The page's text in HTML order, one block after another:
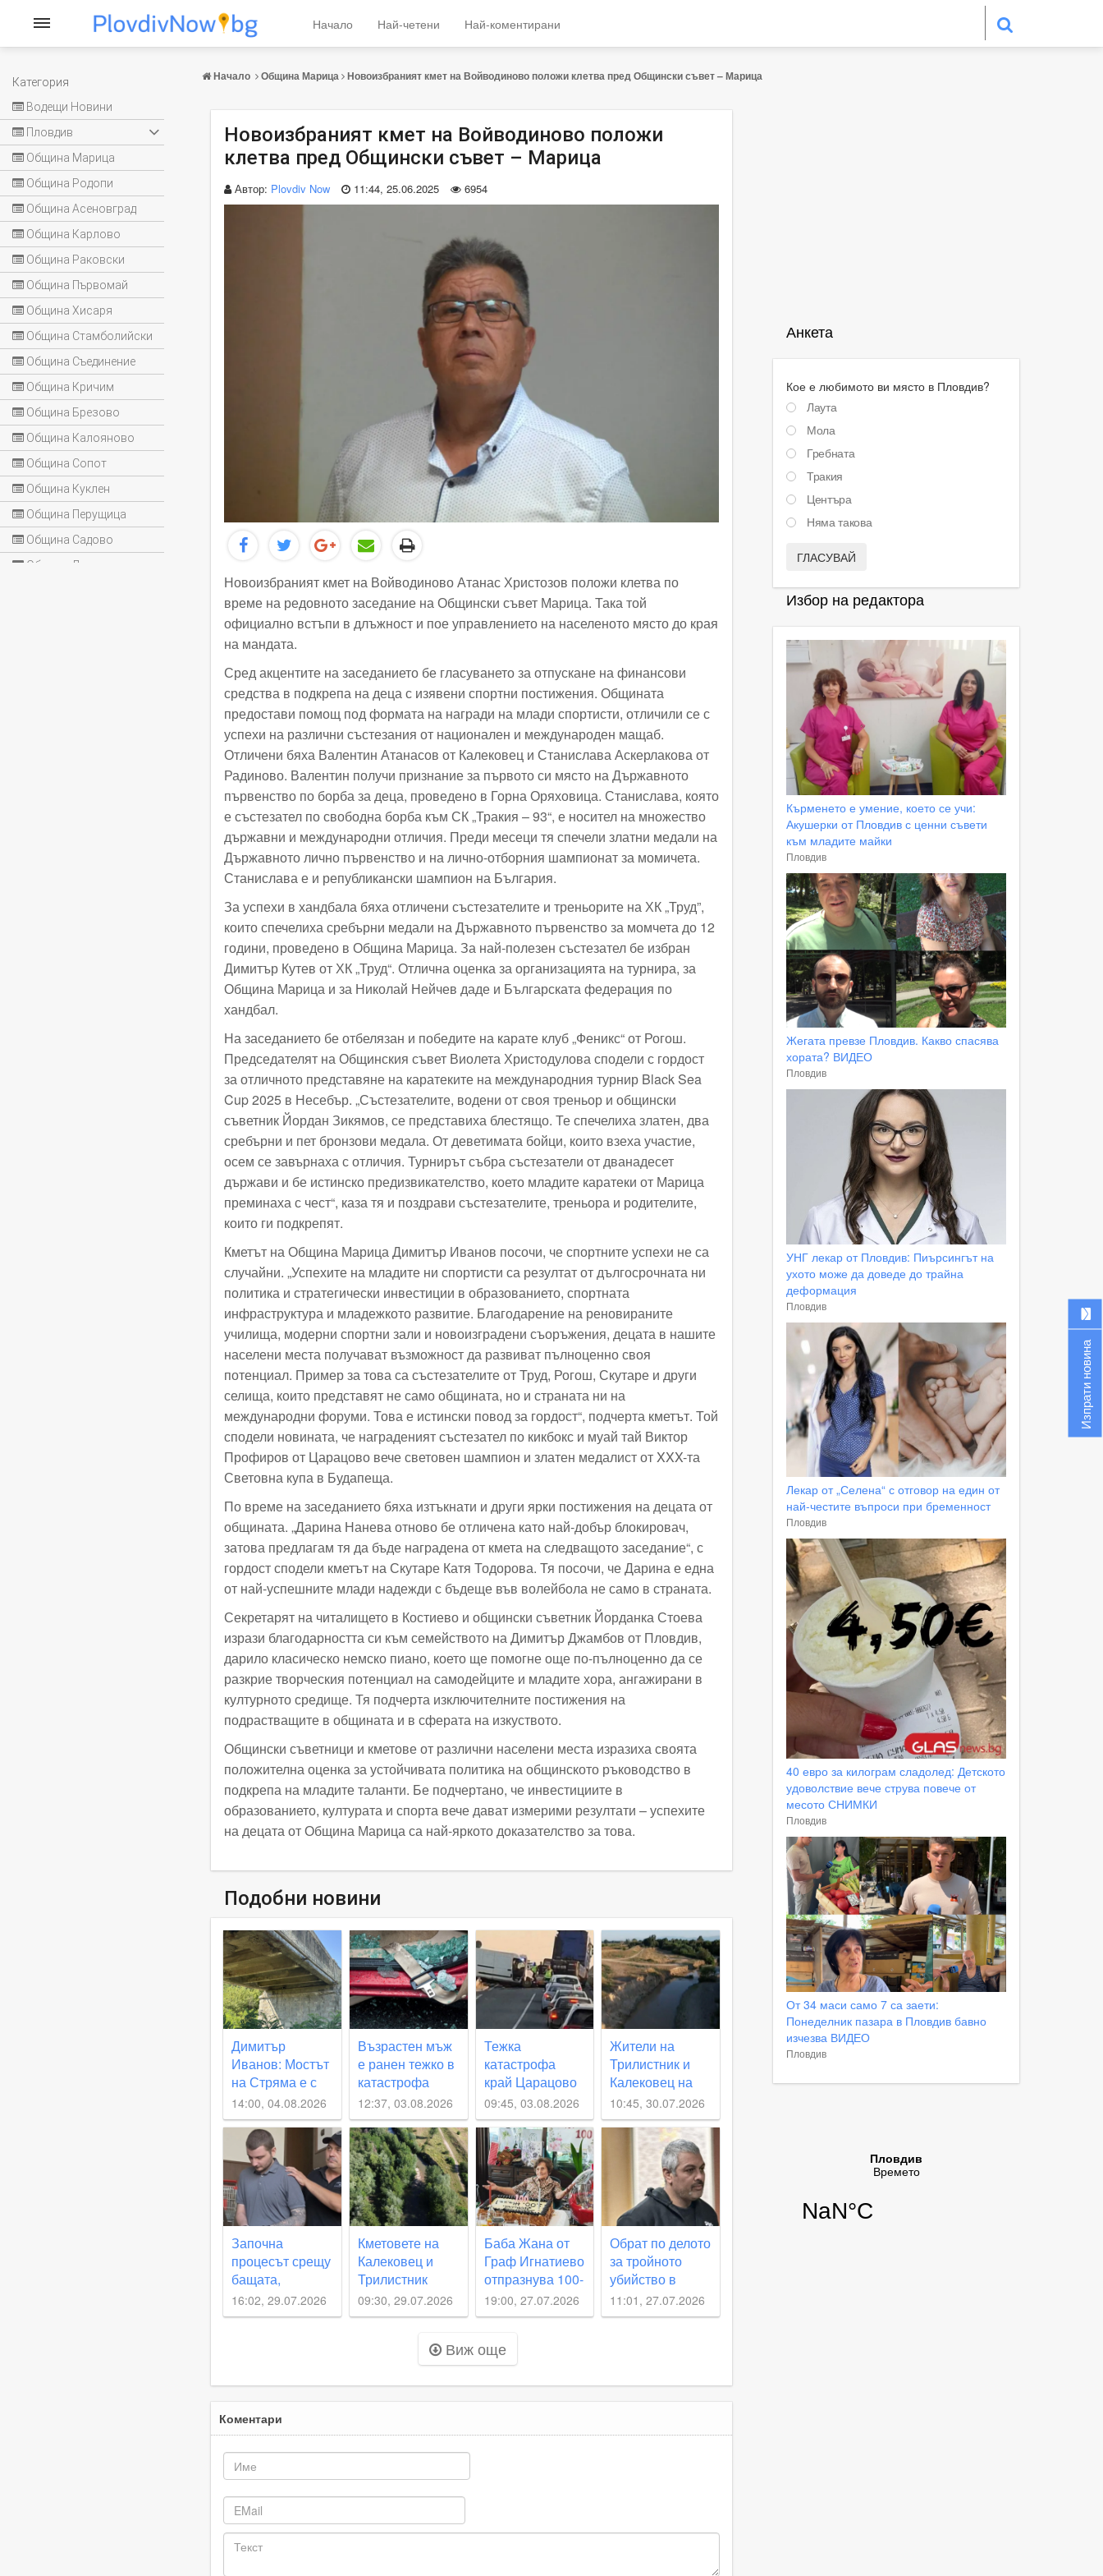
Категория
Водещи Новини
Пловдив
Община Марица
Община Родопи
Община Асеновград
Община Карлово
Община Раковски
Община Първомай
Община Хисаря
Община Стамболийски
Община Съединение
Община Кричим
Община Брезово
Община Калояново
Община Сопот
Община Куклен
Община Перущица
Община Садово
Община Лъки
Начало Най-четени Най-коментирани
Начало Община Марица Новоизбраният кмет на Войводиново положи клетва пред Общински съвет – Марица
Новоизбраният кмет на Войводиново положи
клетва пред Общински съвет – Марица
Автор: Plovdiv Now 11:44, 25.06.2025 6954
Новоизбраният кмет на Войводиново Атанас Христозов положи клетва по
време на редовното заседание на Общински съвет Марица. Така той
официално встъпи в длъжност и пое управлението на населеното място до края
на мандата.
Сред акцентите на заседанието бе гласуването за отпускане на финансови
средства в подкрепа на деца с изявени спортни постижения. Общината
предостави помощ под формата на награди на млади спортисти, отличили се с
успехи на различни състезания от национален и международен мащаб.
Отличени бяха Валентин Атанасов от Калековец и Станислава Аскерлакова от
Радиново. Валентин получи признание за първото си място на Държавното
първенство по борба за деца, проведено в Горна Оряховица. Станислава, която
е състезател по свободна борба към СК „Тракия – 93“, е носител на множество
държавни и международни отличия. Преди месеци тя спечели златни медали на
Държавното лично първенство и на лично-отборния шампионат за момичета.
Станислава е и републикански шампион на България.
За успехи в хандбала бяха отличени състезателите и треньорите на ХК „Труд”,
които спечелиха сребърни медали на Държавното първенство за момчета до 12
години, проведено в Община Марица. За най-полезен състезател бе избран
Димитър Кутев от ХК „Труд“. Отлична оценка за организацията на турнира, за
Община Марица и за Николай Нейчев даде и Българската федерация по
хандбал.
На заседанието бе отбелязан и победите на карате клуб „Феникс“ от Рогош.
Председателят на Общинския съвет Виолета Христодулова сподели с гордост
за отличното представяне на каратеките на международния турнир Black Sea
Cup 2025 в Несебър. „Състезателите, водени от своя треньор и общински
съветник Йордан Зикямов, се представиха блестящо. Те спечелиха златен, два
сребърни и пет бронзови медала. От деветимата бойци, които взеха участие,
осем се завърнаха с отличия. Турнирът събра състезатели от дванадесет
държави и бе истинско предизвикателство, което младите каратеки от Марица
преминаха с чест“, каза тя и поздрави състезателите, треньора и родителите,
които ги подкрепят.
Кметът на Община Марица Димитър Иванов посочи, че спортните успехи не са
случайни. „Успехите на младите ни спортисти са резултат от дългосрочната ни
политика и стратегически инвестиции в образованието, спортната
инфраструктура и младежкото развитие. Благодарение на реновираните
училища, модерни спортни зали и новоизградени съоръжения, децата в нашите
населени места получават възможност да развиват пълноценно своя
потенциал. Пример за това са състезателите от Труд, Рогош, Скутаре и други
селища, които представят не само общината, но и страната ни на
международни форуми. Това е истински повод за гордост“, подчерта кметът. Той
сподели новината, че награденият състезател по кикбокс и муай тай Виктор
Профиров от Царацово вече световен шампион и златен медалист от XXX-та
Световна купа в Будапеща.
По време на заседанието бяха изтъкнати и други ярки постижения на децата от
общината. „Дарина Нанева отново бе отличена като най-добър блокировач,
затова предлагам тя да бъде наградена от кмета на следващото заседание“, с
гордост сподели кметът на Скутаре Катя Тодорова. Тя посочи, че Дарина е една
от най-успешните млади надежди с бъдеще във волейбола не само в страната.
Секретарят на читалището в Костиево и общински съветник Йорданка Стоева
изрази благодарността си към семейството на Димитър Джамбов от Пловдив,
дарило класическо немско пиано, което ще помогне още по-пълноценно да се
разкрие творческия потенциал на самодейците и младите хора, ангажирани в
културното средище. Тя подчерта изключителните постижения на
подрастващите в общината и в сферата на изкуството.
Общински съветници и кметове от различни населени места изразиха своята
положителна оценка за устойчивата политика на общинското ръководство в
подкрепа на младите таланти. Бе подчертано, че инвестициите в
образованието, културата и спорта вече дават измерими резултати – успехите
на децата от Община Марица са най-яркото доказателство за това.
Подобни новини
Димитър
Иванов: Мостът
на Стряма е с
риск от
срутване при
наводнение
14:00, 04.08.2026
Възрастен мъж
е ранен тежко в
катастрофа
край
Войводиново
12:37, 03.08.2026
Тежка
катастрофа
край Царацово
затрудни
движението
09:45, 03.08.2026
Жители на
Трилистник и
Калековец на
протест: Искат
спешен ремонт
на дигите по
река Стряма
10:45, 30.07.2026
Започна
процесът срещу
бащата,
обвинен за
смъртта на 2-
16:02, 29.07.2026
Кметовете на
Калековец и
Трилистник
настояват за
спешно
почистване на
река Стряма
09:30, 29.07.2026
Баба Жана от
Граф Игнатиево
отпразнува 100-
годишен
юбилей
19:00, 27.07.2026
Обрат по делото
за тройното
убийство в
Рогош, съдът
откри неясноти
11:01, 27.07.2026
Виж още
Коментари
Анкета
Кое е любимото ви място в Пловдив?
Лаута
Мола
Гребната
Тракия
Центъра
Няма такова
ГЛАСУВАЙ
Избор на редактора
Кърменето е умение, което се учи:
Акушерки от Пловдив с ценни съвети
към младите майки
Пловдив
Жегата превзе Пловдив. Какво спасява
хората? ВИДЕО
Пловдив
УНГ лекар от Пловдив: Пиърсингът на
ухото може да доведе до трайна
деформация
Пловдив
Лекар от „Селена“ с отговор на един от
най-честите въпроси при бременност
Пловдив
40 евро за килограм сладолед: Детското
удоволствие вече струва повече от
месото СНИМКИ
Пловдив
От 34 маси само 7 са заети:
Понеделник пазара в Пловдив бавно
изчезва ВИДЕО
Пловдив
Изпрати новина